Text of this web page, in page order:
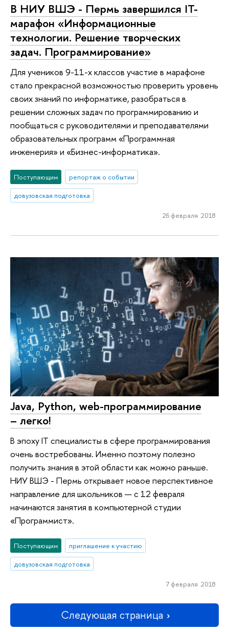
В НИУ ВШЭ - Пермь завершился IT-
марафон «Информационные
технологии. Решение творческих
задач. Программирование»
Для учеников 9-11-х классов участие в марафоне
стало прекрасной возможностью проверить уровень
своих знаний по информатике, разобраться в
решении сложных задач по программированию и
пообщаться с руководителями и преподавателями
образовательных программ «Программная
инженерия» и «Бизнес-информатика».
Поступающим
репортаж о событии
довузовская подготовка
26 февраля 2018
Java, Python, web-программирование
– легко!
В эпоху IT специалисты в сфере программирования
очень востребованы. Именно поэтому полезно
получить знания в этой области как можно раньше.
НИУ ВШЭ - Пермь открывает новое перспективное
направление для школьников — с 12 февраля
начинаются занятия в компьютерной студии
«Программист».
Поступающим
приглашение к участию
довузовская подготовка
7 февраля 2018
Следующая страница